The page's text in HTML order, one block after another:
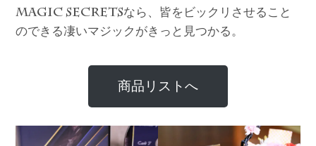
MAGIC SECRETSなら、皆をビックリさせること
のできる凄いマジックがきっと見つかる。
商品リストへ